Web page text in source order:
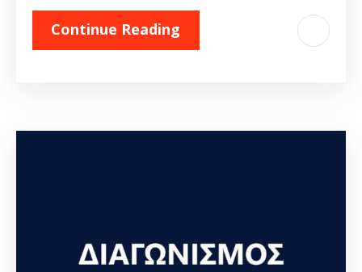
Continue Reading